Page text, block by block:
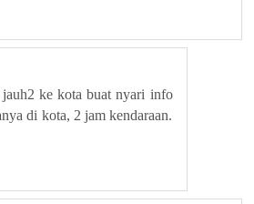
jauh2 ke kota buat nyari info
di kota, 2 jam kendaraan.